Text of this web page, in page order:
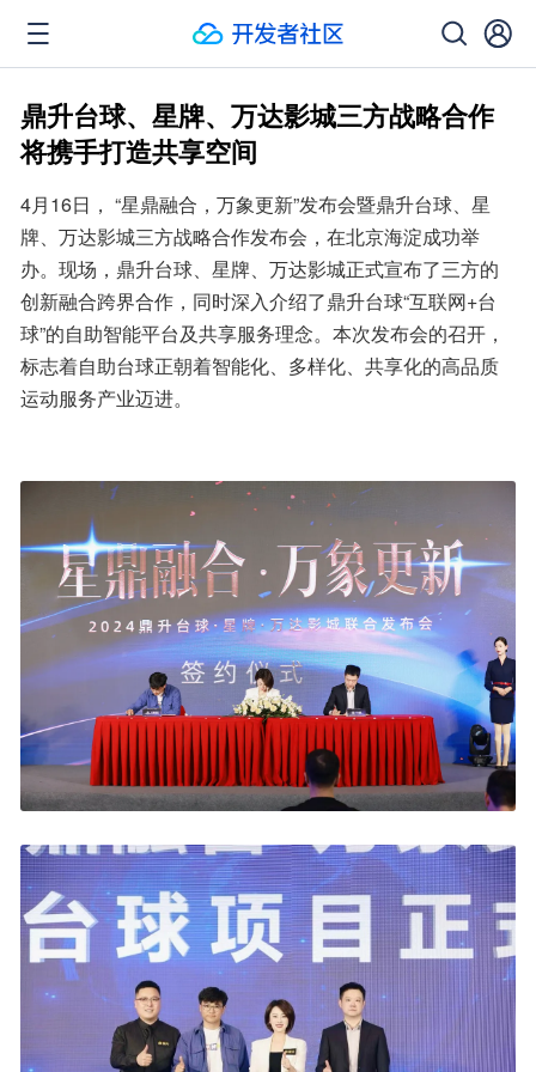
鼎升台球、星牌、万达影城三方战略合作
将携手打造共享空间
4月16日， “星鼎融合，万象更新”发布会暨鼎升台球、星
牌、万达影城三方战略合作发布会，在北京海淀成功举
办。现场，鼎升台球、星牌、万达影城正式宣布了三方的
创新融合跨界合作，同时深入介绍了鼎升台球“互联网+台
球”的自助智能平台及共享服务理念。本次发布会的召开，
标志着自助台球正朝着智能化、多样化、共享化的高品质
运动服务产业迈进。